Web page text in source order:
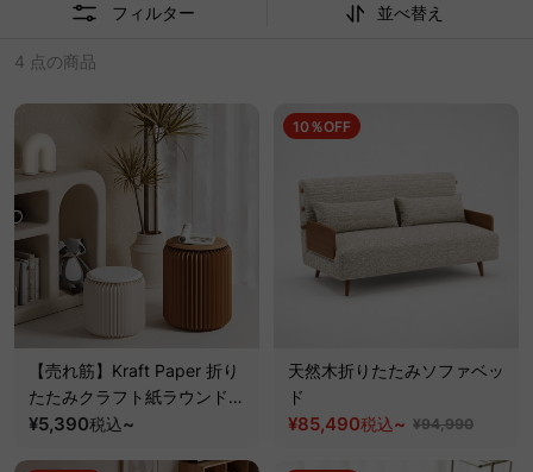
フィルター 並べ替え
4 点の商品
【売れ筋】Kraft Paper 折り
たたみクラフト紙ラウンドス
ツール
¥5,390税込~
10％OFF
天然木折りたたみソファベッ
ド
¥85,490税込~ ¥94,990